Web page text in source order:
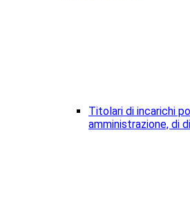
Titolari di incarichi
amministrazione, di